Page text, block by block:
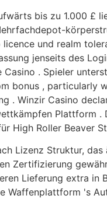
bis zu 1.000 £
und realm
jenseits des
. Spieler
bonus ,
. Winzir Casino
Plattform
High Roller Beaver
Lizenz Struktur,
Zertifizierung
Lieferung extra
Waffenplattform 's